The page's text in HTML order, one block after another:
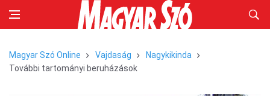
Magyar Szó Online Vajdaság
Nagykikinda
További tartományi beruházások